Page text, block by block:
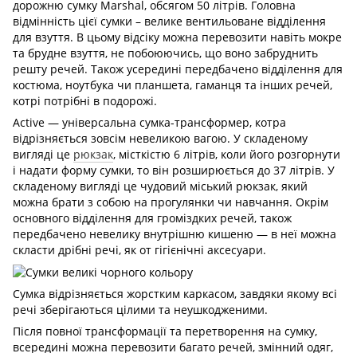
дорожню сумку Marshal, обсягом 50 літрів. Головна
відмінність цієї сумки – велике вентильоване відділення
для взуття. В цьому відсіку можна перевозити навіть мокре
та брудне взуття, не побоюючись, що воно забруднить
решту речей. Також усередині передбачено відділення для
костюма, ноутбука чи планшета, гаманця та інших речей,
котрі потрібні в подорожі.
Active — універсальна сумка-трансформер, котра
відрізняється зовсім невеликою вагою. У складеному
вигляді це рюкзак, місткістю 6 літрів, коли його розгорнути
і надати форму сумки, то він розширюється до 37 літрів. У
складеному вигляді це чудовий міський рюкзак, який
можна брати з собою на прогулянки чи навчання. Окрім
основного відділення для громіздких речей, також
передбачено невелику внутрішню кишеню — в неї можна
скласти дрібні речі, як от гігієнічні аксесуари.
Сумка відрізняється жорстким каркасом, завдяки якому всі
речі зберігаються цілими та неушкодженими.
Після повної трансформації та перетворення на сумку,
всередині можна перевозити багато речей, змінний одяг,